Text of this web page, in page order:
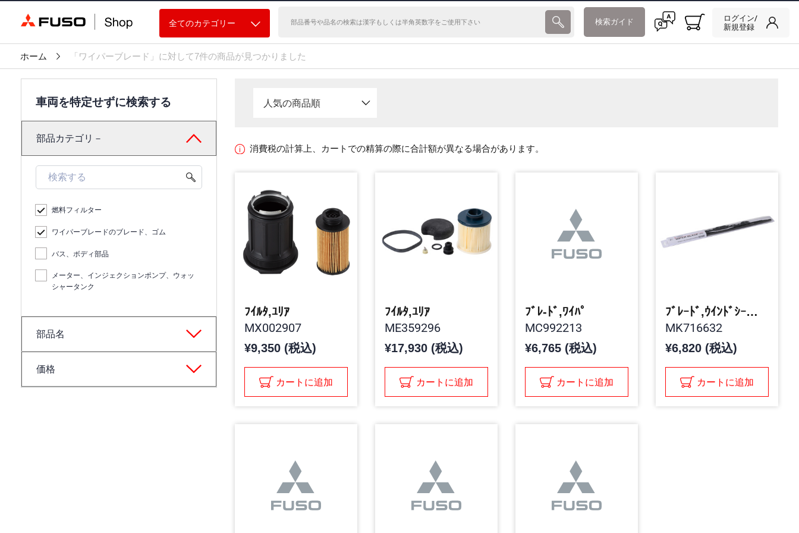
全てのカテゴリー 検索ガイド
ログイン/
新規登録
ホーム 「ワイパーブレード」に対して7件の商品が見つかりました
車両を特定せずに検索する
部品カテゴリ－
燃料フィルター
ワイパーブレードのブレード、ゴム
バス、ボディ部品
メーター、インジェクションポンプ、ウォッ
シャータンク
部品名
価格
人気の商品順
消費税の計算上、カートでの精算の際に合計額が異なる場合があります。
ﾌｲﾙﾀ,ﾕﾘｱ
MX002907
¥9,350 (税込)
カートに追加
ﾌｲﾙﾀ,ﾕﾘｱ
ME359296
¥17,930 (税込)
カートに追加
ﾌﾞﾚ-ﾄﾞ,ﾜｲﾊﾟ
MC992213
¥6,765 (税込)
カートに追加
ﾌﾞﾚｰﾄﾞ,ｳｲﾝﾄﾞｼｰﾙﾄﾞ ﾜｲﾊﾟ
MK716632
¥6,820 (税込)
カートに追加